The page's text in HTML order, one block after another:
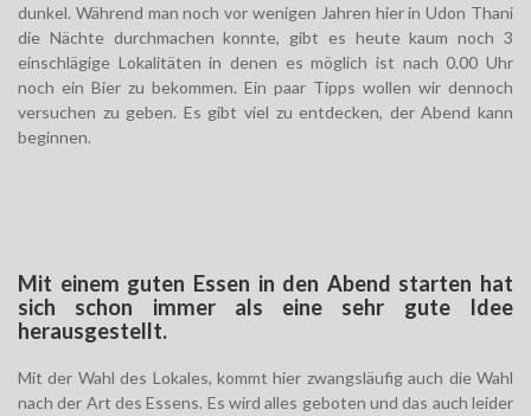
dunkel. Während man noch vor wenigen Jahren hier in Udon Thani
die Nächte durchmachen konnte, gibt es heute kaum noch 3
einschlägige Lokalitäten in denen es möglich ist nach 0.00 Uhr
noch ein Bier zu bekommen. Ein paar Tipps wollen wir dennoch
versuchen zu geben. Es gibt viel zu entdecken, der Abend kann
beginnen.
Mit einem guten Essen in den Abend starten hat
sich schon immer als eine sehr gute Idee
herausgestellt.
Mit der Wahl des Lokales, kommt hier zwangsläufig auch die Wahl
nach der Art des Essens. Es wird alles geboten und das auch leider